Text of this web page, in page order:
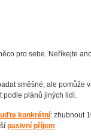
pro sebe. Neříkejte
směšné, ale pomůže
podle plánů jiných lidí.
konkrétní: zhubnout
pasivní příjem.